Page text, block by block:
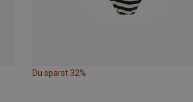
Du sparst 32%